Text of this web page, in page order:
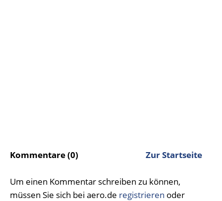
Kommentare (0) Zur Startseite
Um einen Kommentar schreiben zu können,
müssen Sie sich bei aero.de registrieren oder